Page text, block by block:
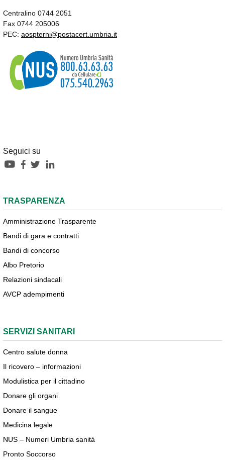
Centralino 0744 2051
Fax 0744 205006
PEC: aospterni@postacert.umbria.it
Seguici su
TRASPARENZA
Amministrazione Trasparente
Bandi di gara e contratti
Bandi di concorso
Albo Pretorio
Relazioni sindacali
AVCP adempimenti
SERVIZI SANITARI
Centro salute donna
Il ricovero – informazioni
Modulistica per il cittadino
Donare gli organi
Donare il sangue
Medicina legale
NUS – Numeri Umbria sanità
Pronto Soccorso